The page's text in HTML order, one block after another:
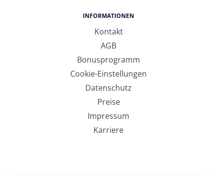
INFORMATIONEN
Kontakt
AGB
Bonusprogramm
Cookie-Einstellungen
Datenschutz
Preise
Impressum
Karriere